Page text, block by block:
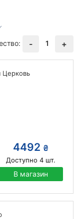
- 1 +
Церковь
4492 ₴
Доступно 4шт.
В магазин